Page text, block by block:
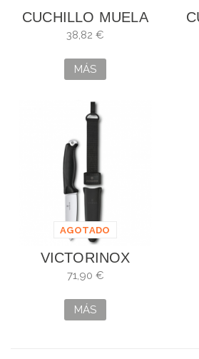
CUCHILLO MUELA
BIG MOUNTAIN
38,82 €
MÁS
AGOTADO
VICTORINOX
VENTURE NEGRO
71,90 €
MÁS